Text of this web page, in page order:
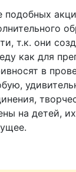
т.к. они
как для
в
на детей,